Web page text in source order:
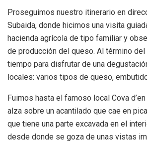
Proseguimos nuestro itinerario en
Subaida, donde hicimos una visita
hacienda agrícola de tipo familiar y
de producción del queso. Al término del
tiempo para disfrutar de una
locales: varios tipos de queso,
Fuimos hasta el famoso local Cova
alza sobre un acantilado que cae en
que tiene una parte excavada en el
desde donde se goza de unas vistas